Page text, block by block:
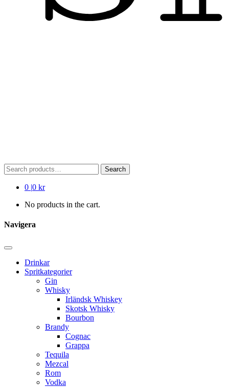
Search
for:
Search
0 |0 kr
No products in the cart.
Navigera
Drinkar
Spritkategorier
Gin
Whisky
Irländsk Whiskey
Skotsk Whisky
Bourbon
Brandy
Cognac
Grappa
Tequila
Mezcal
Rom
Vodka